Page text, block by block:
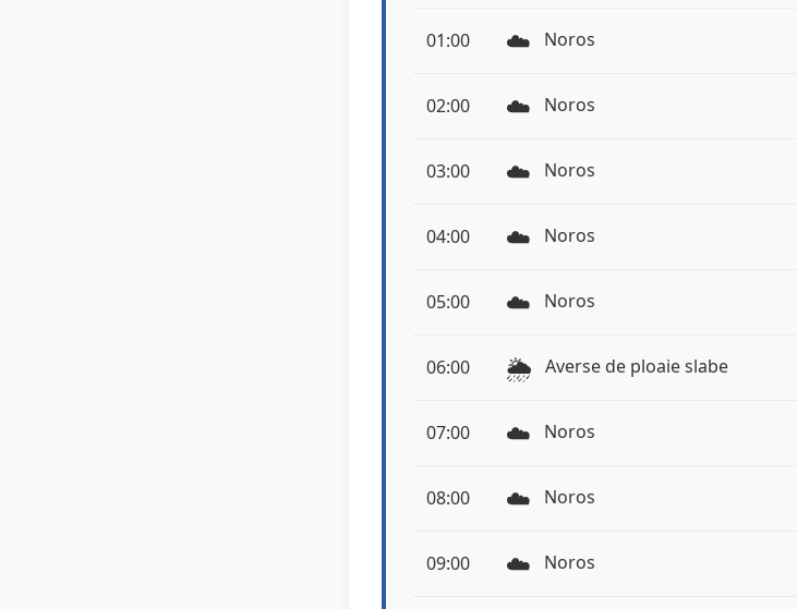
01:00 ☁️ Noros
02:00 ☁️ Noros
03:00 ☁️ Noros
04:00 ☁️ Noros
05:00 ☁️ Noros
06:00 🌦️ Averse de ploaie slabe
07:00 ☁️ Noros
08:00 ☁️ Noros
09:00 ☁️ Noros